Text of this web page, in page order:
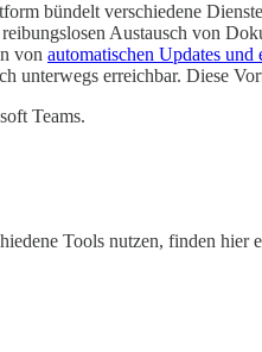
bündelt verschiedene
Austausch von
von automatischen Updates
erreichbar. Diese
Teams.
Tools nutzen, finden